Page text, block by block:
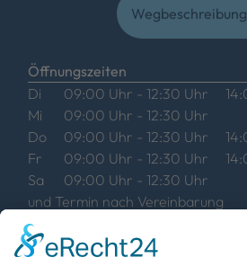
Wegbeschreibung
Öffnungszeiten
Di
09:00 Uhr - 12:30 Uhr
Mi
09:00 Uhr - 12:30 Uhr
Do
09:00 Uhr - 12:30 Uhr
Fr
09:00 Uhr - 12:30 Uhr
Sa
09:00 Uhr - 12:30 Uhr
und Termin nach Vereinbarung
Momentane Sommerzeiten: ab
Geschäft geschlossen.